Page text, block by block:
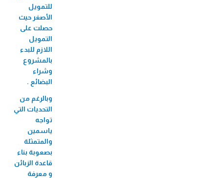
للتمويل
الأصغر حيث
حصلت على
التمويل
اللازم للبدء
بالمشروع
‏وشراء
البضائع .
وبالرغم من
التحديات التي
تواجه
ياسمين
والمتمثلة
بصعوبة بناء
قاعدة الزبائن
و معرفة